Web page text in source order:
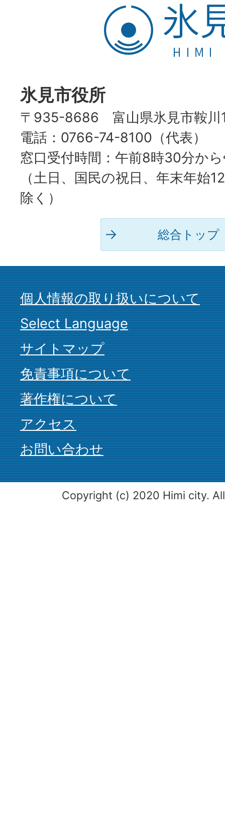
氷
見
市
氷見市役所
〒935-8686 富山県氷見市鞍川
電話：0766-74-8100（代表）
窓口受付時間：午前8時30分か
（土日、国民の祝日、年末年始
除く）
総合トップ
個人情報の取り扱いについて
Select Language
サイトマップ
免責事項について
著作権について
アクセス
お問い合わせ
Copyright (c) 2020 Himi city.